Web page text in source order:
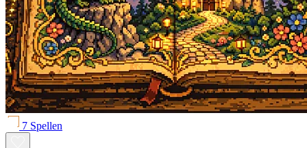
7 Spellen